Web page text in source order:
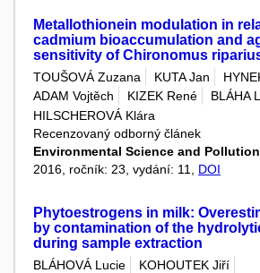
Metallothionein modulation in
cadmium bioaccumulation and
sensitivity of Chironomus
TOUŠOVÁ Zuzana KUTA Jan
ADAM Vojtěch
KIZEK René
BLÁHA
HILSCHEROVÁ Klára
Recenzovaný odborný článek
Environmental Science and
2016, ročník: 23, vydání: 11, DOI
Phytoestrogens in milk:
by contamination of the
during sample extraction
BLÁHOVÁ Lucie
KOHOUTEK Jiří